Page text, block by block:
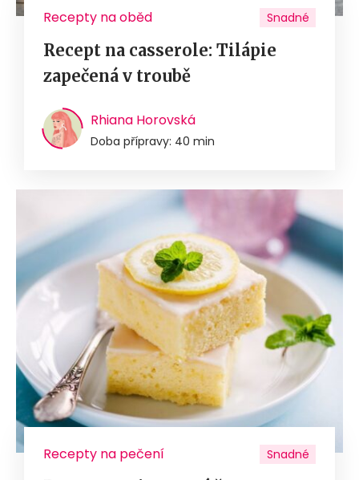
Recepty na oběd Snadné
Recept na casserole: Tilápie
zapečená v troubě
Rhiana Horovská
Doba přípravy: 40 min
Recepty na pečení Snadné